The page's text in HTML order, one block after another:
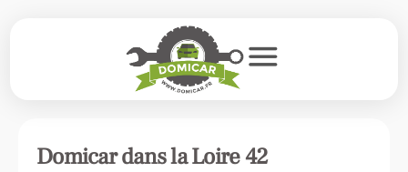
menu
Domicar dans la Loire 42